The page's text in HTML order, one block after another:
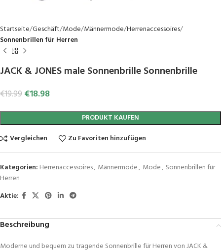
Startseite Geschäft Mode Männermode Herrenaccessoires
Sonnenbrillen für Herren
JACK & JONES male Sonnenbrille Sonnenbrille
€19.99€18.98
PRODUKT KAUFEN
Vergleichen
Zu Favoriten hinzufügen
Kategorien: Herrenaccessoires, Männermode, Mode, Sonnenbrillen für
Herren
Aktie:
Beschreibung
Moderne und bequem zu tragende Sonnenbrille für Herren von JACK &